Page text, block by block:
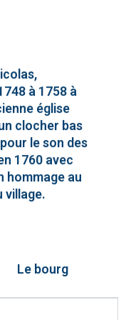
à 1758 à
église
clocher bas
le son des
1760 avec
hommage au
village.
Le bourg